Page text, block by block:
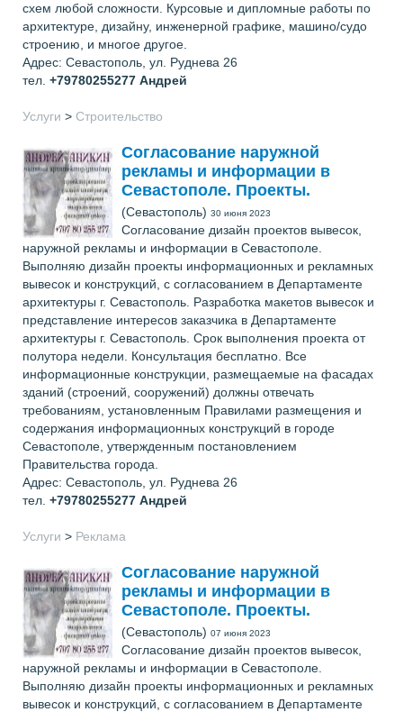
схем любой сложности. Курсовые и дипломные работы по
архитектуре, дизайну, инженерной графике, машино/судо
строению, и многое другое.
Адрес: Севастополь, ул. Руднева 26
тел. +79780255277 Андрей
Услуги > Строительство
Согласование наружной
рекламы и информации в
Севастополе. Проекты.
(Севастополь) 30 июня 2023
Согласование дизайн проектов вывесок,
наружной рекламы и информации в Севастополе.
Выполняю дизайн проекты информационных и рекламных
вывесок и конструкций, с согласованием в Департаменте
архитектуры г. Севастополь. Разработка макетов вывесок и
представление интересов заказчика в Департаменте
архитектуры г. Севастополь. Срок выполнения проекта от
полутора недели. Консультация бесплатно. Все
информационные конструкции, размещаемые на фасадах
зданий (строений, сооружений) должны отвечать
требованиям, установленным Правилами размещения и
содержания информационных конструкций в городе
Севастополе, утвержденным постановлением
Правительства города.
Адрес: Севастополь, ул. Руднева 26
тел. +79780255277 Андрей
Услуги > Реклама
Согласование наружной
рекламы и информации в
Севастополе. Проекты.
(Севастополь) 07 июня 2023
Согласование дизайн проектов вывесок,
наружной рекламы и информации в Севастополе.
Выполняю дизайн проекты информационных и рекламных
вывесок и конструкций, с согласованием в Департаменте